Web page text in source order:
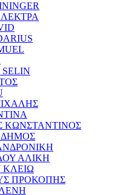
ΚΩΝΣΤΑΝΤΙΝΟΣ
ΔΗΜΟΣ
ΑΛΙΚΗ
ΠΡΟΚΟΠΗΣ